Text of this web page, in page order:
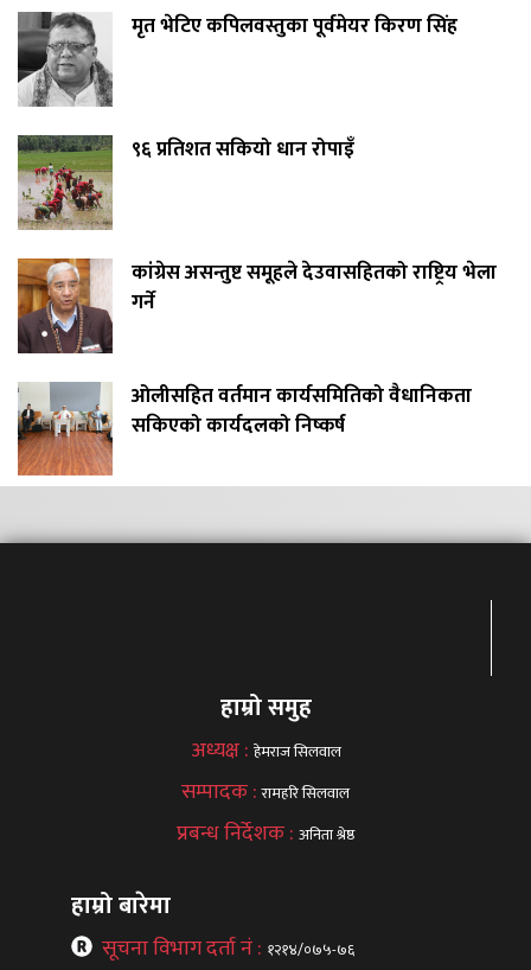
मृत भेटिए कपिलवस्तुका पूर्वमेयर किरण सिंह
९६ प्रतिशत सकियो धान रोपाइँ
कांग्रेस असन्तुष्ट समूहले देउवासहितको राष्ट्रिय भेला
गर्ने
ओलीसहित वर्तमान कार्यसमितिको वैधानिकता
सकिएको कार्यदलको निष्कर्ष
हाम्रो समुह
अध्यक्ष : हेमराज सिलवाल
सम्पादक :रामहरि सिलवाल
प्रबन्ध निर्देशक : अनिता श्रेष्ठ
हाम्रो बारेमा
सूचना विभाग दर्ता नं : १२१४/०७५-७६